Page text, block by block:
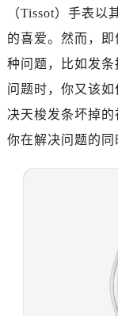
（Tissot）手表
的喜爱。然而，
种问题，比如发
问题时，你又该
决天梭发条坏掉
你在解决问题的同